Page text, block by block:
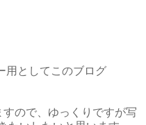
用としてこのブログ
ので、ゆっくりですが写